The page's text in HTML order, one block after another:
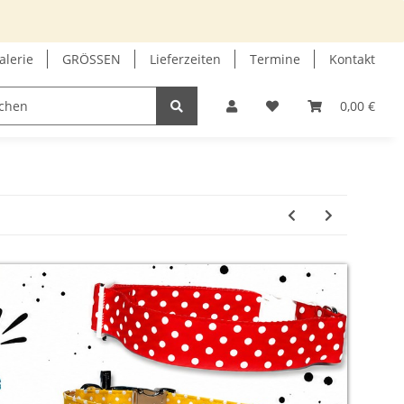
GRÖSSEN Lieferzeiten Termine Kontakt
0,00 €
GUTSCHEIN INFOECKE